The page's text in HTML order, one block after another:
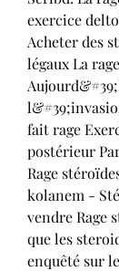
exercice
Acheter des
légaux La
fait rage
postérieur
Rage
kolanem -
vendre Rage
que les
enquêté sur